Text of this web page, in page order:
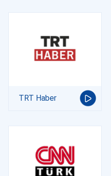
TRT Haber